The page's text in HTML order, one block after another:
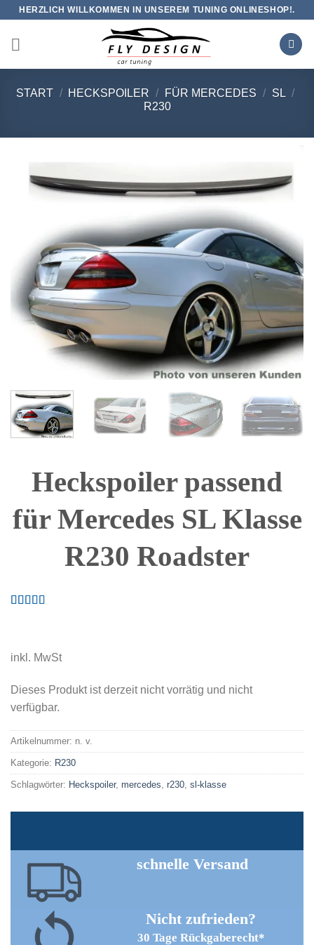
Zum
springen
HERZLICH WILLKOMMEN IN UNSEREM TUNING ONLINESHOP!.
START / HECKSPOILER / FÜR MERCEDES / SL /
R230
Heckspoiler passend
für Mercedes SL Klasse
R230 Roadster
inkl. MwSt
Dieses Produkt ist derzeit nicht vorrätig und nicht
verfügbar.
Artikelnummer: n. v.
Kategorie: R230
Schlagwörter: Heckspoiler, mercedes, r230, sl-klasse
schnelle Versand
Nicht zufrieden?
30 Tage Rückgaberecht*